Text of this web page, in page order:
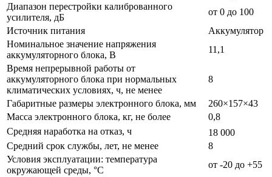
Диапазон перестройки калиброванного
усилителя, дБ
от 0 до 100
Источник питания
Аккумулятор
Номинальное значение напряжения
аккумуляторного блока, В
11,1
Время непрерывной работы от
аккумуляторного блока при нормальных
климатических условиях, ч, не менее
8
Габаритные размеры электронного блока, мм
260×157×43
Масса электронного блока, кг, не более
0,8
Средняя наработка на отказ, ч
18 000
Средний срок службы, лет, не менее
8
Условия эксплуатации: температура
окружающей среды, °C
от -20 до +55